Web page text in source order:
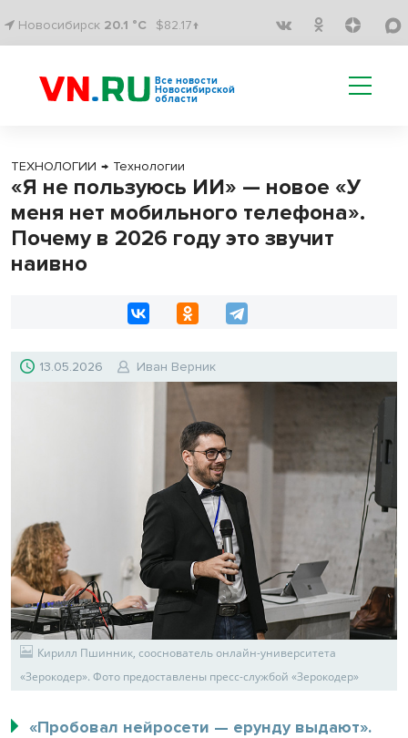
Новосибирск 20.1 °C $82.17↑
Все новости
Новосибирской
области
ТЕХНОЛОГИИ → Технологии
«Я не пользуюсь ИИ» — новое «У
меня нет мобильного телефона».
Почему в 2026 году это звучит
наивно
13.05.2026 Иван Верник
Кирилл Пшинник, сооснователь онлайн-университета
«Зерокодер». Фото предоставлены пресс-службой «Зерокодер»
«Пробовал нейросети — ерунду выдают».